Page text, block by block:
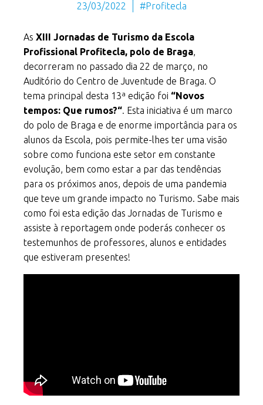
23/03/2022 #Profitecla
As XIII Jornadas de Turismo da Escola
Profissional Profitecla, polo de Braga,
decorreram no passado dia 22 de março, no
Auditório do Centro de Juventude de Braga. O
tema principal desta 13ª edição foi “Novos
tempos: Que rumos?“. Esta iniciativa é um marco
do polo de Braga e de enorme importância para os
alunos da Escola, pois permite-lhes ter uma visão
sobre como funciona este setor em constante
evolução, bem como estar a par das tendências
para os próximos anos, depois de uma pandemia
que teve um grande impacto no Turismo. Sabe mais
como foi esta edição das Jornadas de Turismo e
assiste à reportagem onde poderás conhecer os
testemunhos de professores, alunos e entidades
que estiveram presentes!